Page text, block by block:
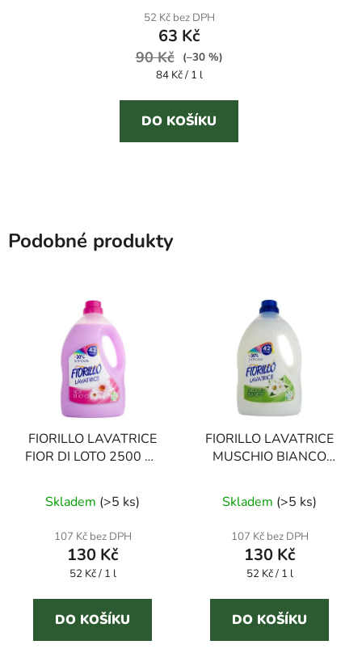
52 Kč bez DPH
63 Kč
90 Kč
(–30 %)
Měrná
84 Kč / 1 l
DO KOŠÍKU
Podobné produkty
FIORILLO LAVATRICE
FIOR DI LOTO 2500 ml
hodnocení
produktu
je
4,0
z
5
hvězdiček.
Skladem (>5 ks)
107 Kč bez DPH
130 Kč
Měrná
52 Kč / 1 l
DO KOŠÍKU
FIORILLO LAVATRICE
MUSCHIO BIANCO
Skladem (>5 ks)
107 Kč bez DPH
130 Kč
Měrná
52 Kč / 1 l
DO KOŠÍKU